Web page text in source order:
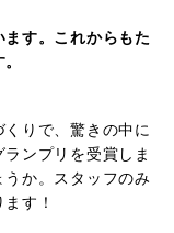
す。これからもた
りで、驚きの中に
ンプリを受賞しま
か。スタッフのみ
す！